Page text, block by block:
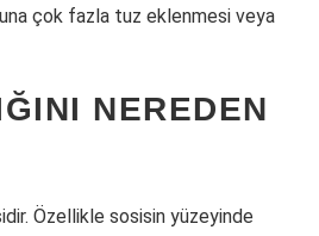
çok fazla tuz eklenmesi veya
NEREDEN
Özellikle sosisin yüzeyinde